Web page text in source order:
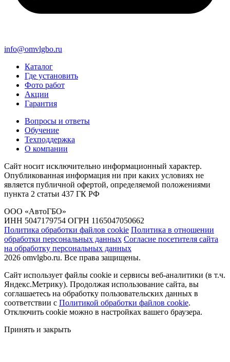
info@omvlgbo.ru
Каталог
Где установить
Фото работ
Акции
Гарантия
Вопросы и ответы
Обучение
Техподдержка
О компании
Сайт носит исключительно информационный характер.
Опубликованная информация ни при каких условиях не
является публичной офертой, определяемой положениями
пункта 2 статьи 437 ГК РФ
ООО «АвтоГБО»
ИНН 5047179754 ОГРН 1165047050662
Политика обработки файлов cookie Политика в отношении
обработки персональных данных Согласие посетителя сайта
на обработку персональных данных
2026 omvlgbo.ru. Все права защищены.
Сайт использует файлы cookie и сервисы веб-аналитики (в т.ч.
Яндекс.Метрику). Продолжая использование сайта, вы
соглашаетесь на обработку пользовательских данных в
соответствии с Политикой обработки файлов cookie.
Отключить cookie можно в настройках вашего браузера.
Принять и закрыть